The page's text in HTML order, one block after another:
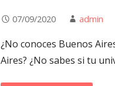
07/09/2020 admin
¿No conoces Buenos
Aires? ¿No sabes si tu